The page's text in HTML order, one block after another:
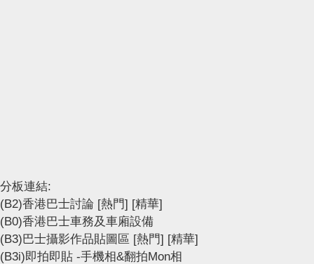
分板連結:
(B2)香港巴士討論 [熱門] [精華]
(B0)香港巴士車務及車廂設備
(B3)巴士攝影作品貼圖區 [熱門] [精華]
(B3i)即拍即貼 -手機相&翻拍Mon相